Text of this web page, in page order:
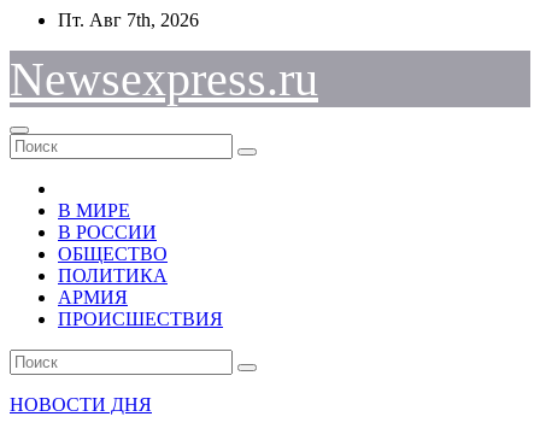
Перейти
содержимому
Пт. Авг 7th, 2026
Newsexpress.ru
В МИРЕ
В РОССИИ
ОБЩЕСТВО
ПОЛИТИКА
АРМИЯ
ПРОИСШЕСТВИЯ
НОВОСТИ ДНЯ